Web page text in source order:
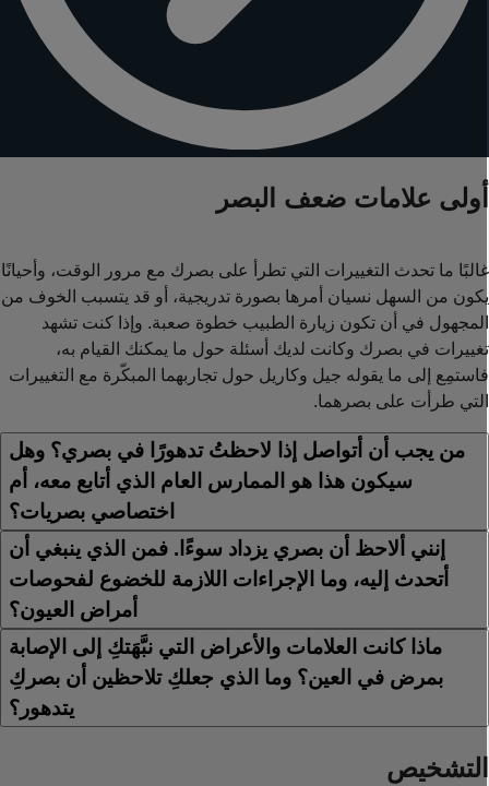
علامات ضعف البصر
ما تحدث التغييرات التي تطرأ على بصرك مع مرور الوقت، وأحيانًا
من السهل نسيان أمرها بصورة تدريجية، أو قد يتسبب الخوف من
في أن تكون زيارة الطبيب خطوة صعبة. وإذا كنت تشهد
في بصرك وكانت لديك أسئلة حول ما يمكنك القيام به،
إلى ما يقوله جيل وكاريل حول تجاربهما المبكّرة مع التغييرات
طرأت على بصرهما.
من يجب أن أتواصل إذا لاحظتُ تدهورًا في بصري؟ وهل
سيكون هذا هو الممارس العام الذي أتابع معه، أم
اختصاصي بصريات؟
إنني ألاحظ أن بصري يزداد سوءًا. فمن الذي ينبغي أن
أتحدث إليه، وما الإجراءات اللازمة للخضوع لفحوصات
أمراض العيون؟
ماذا كانت العلامات والأعراض التي نبَّهَتكِ إلى الإصابة
بمرض في العين؟ وما الذي جعلكِ تلاحظين أن بصركِ
يتدهور؟